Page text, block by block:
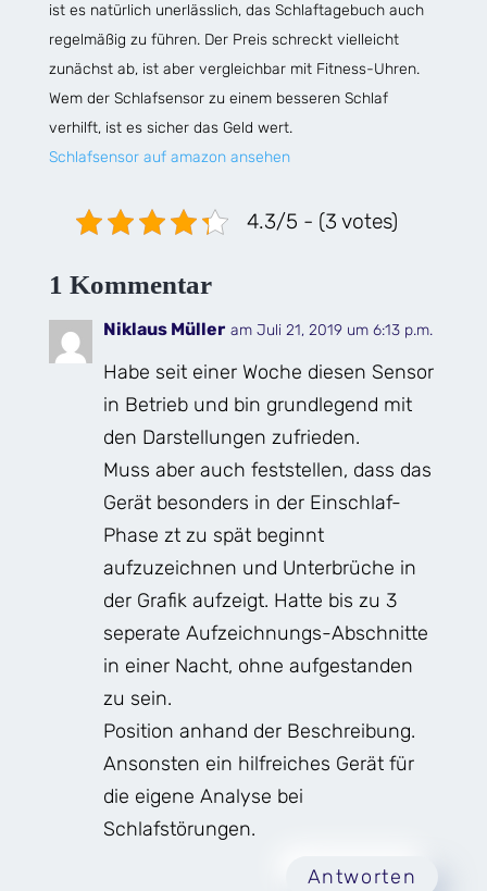
ist es natürlich unerlässlich, das Schlaftagebuch auch
regelmäßig zu führen. Der Preis schreckt vielleicht
zunächst ab, ist aber vergleichbar mit Fitness-Uhren.
Wem der Schlafsensor zu einem besseren Schlaf
verhilft, ist es sicher das Geld wert.
Schlafsensor auf amazon ansehen
4.3/5 - (3 votes)
1 Kommentar
Niklaus Müller am Juli 21, 2019 um 6:13 p.m.
Habe seit einer Woche diesen Sensor
in Betrieb und bin grundlegend mit
den Darstellungen zufrieden.
Muss aber auch feststellen, dass das
Gerät besonders in der Einschlaf-
Phase zt zu spät beginnt
aufzuzeichnen und Unterbrüche in
der Grafik aufzeigt. Hatte bis zu 3
seperate Aufzeichnungs-Abschnitte
in einer Nacht, ohne aufgestanden
zu sein.
Position anhand der Beschreibung.
Ansonsten ein hilfreiches Gerät für
die eigene Analyse bei
Schlafstörungen.
Antworten